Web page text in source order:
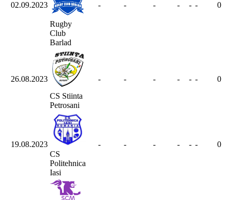
02.09.2023
Rugby
Club
Barlad
- - - - - - 0
26.08.2023
CS Stiinta
Petrosani
- - - - - - 0
19.08.2023
CS
Politehnica
Iasi
- - - - - - 0